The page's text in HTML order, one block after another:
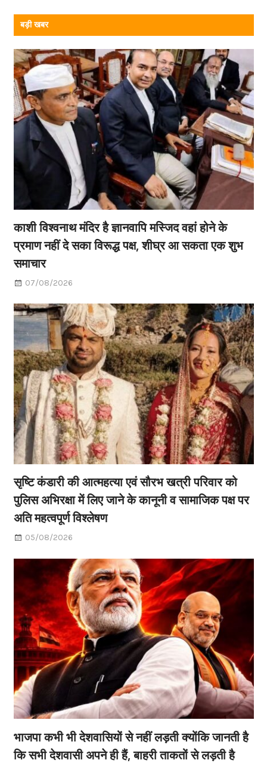
बड़ी खबर
काशी विश्वनाथ मंदिर है ज्ञानवापि मस्जिद वहां होने के
प्रमाण नहीं दे सका विरूद्ध पक्ष, शीघ्र आ सकता एक शुभ
समाचार
07/08/2026
सृष्टि कंडारी की आत्महत्या एवं सौरभ खत्री परिवार को
पुलिस अभिरक्षा में लिए जाने के कानूनी व सामाजिक पक्ष पर
अति महत्वपूर्ण विश्लेषण
05/08/2026
भाजपा कभी भी देशवासियों से नहीं लड़ती क्योंकि जानती है
कि सभी देशवासी अपने ही हैं, बाहरी ताकतों से लड़ती है